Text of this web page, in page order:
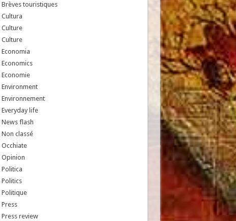
Brèves touristiques
Cultura
Culture
Culture
Economia
Economics
Economie
Environment
Environnement
Everyday life
News flash
Non classé
Occhiate
Opinion
Politica
Politics
Politique
Press
Press review